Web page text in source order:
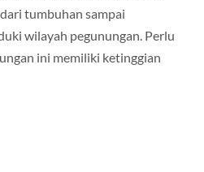
tumbuhan sampai
wilayah pegunungan. Perlu
ini memiliki ketinggian